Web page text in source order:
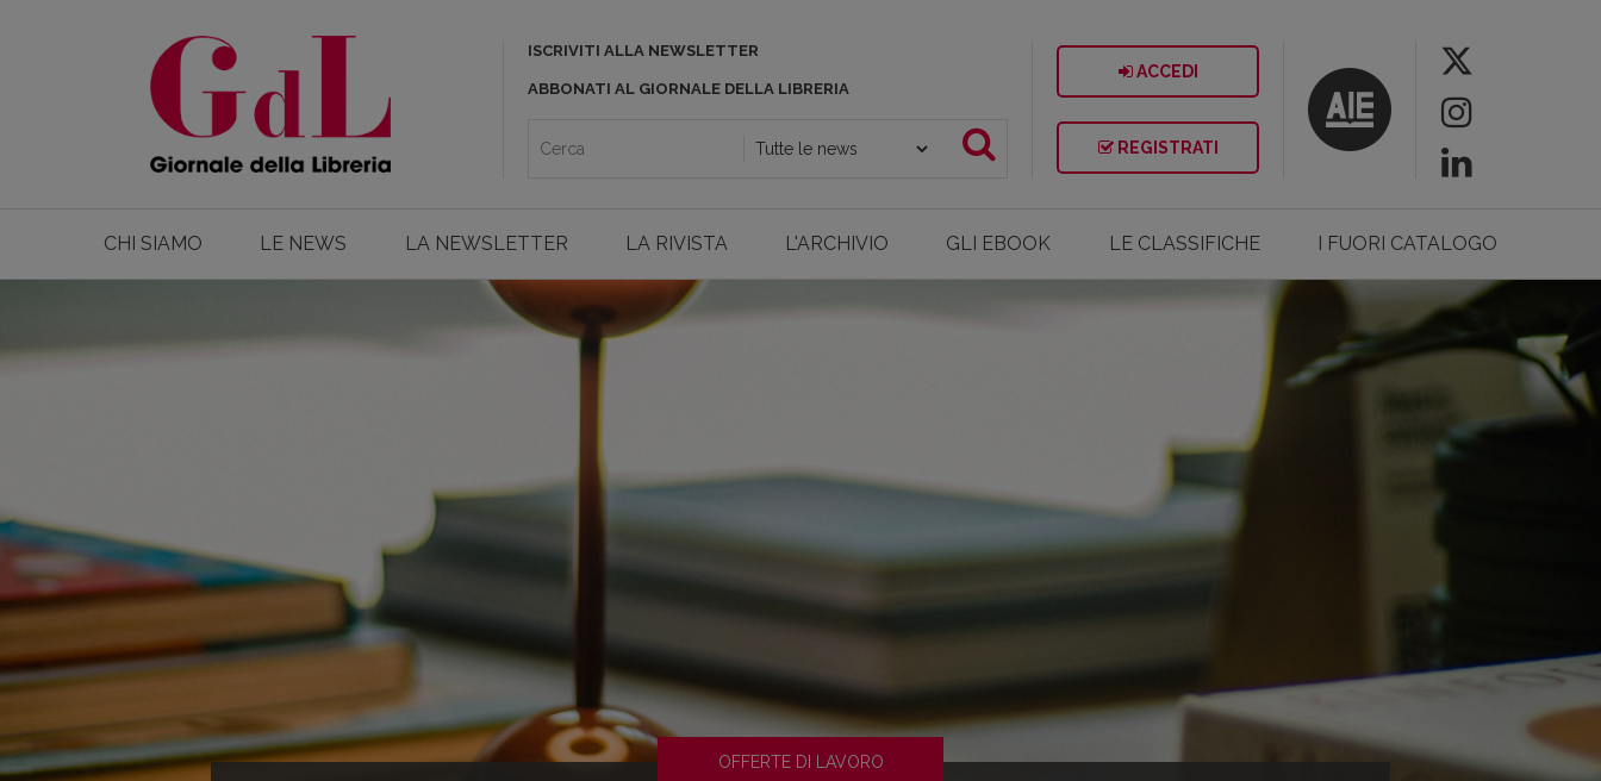
ISCRIVITI ALLA NEWSLETTER
ABBONATI AL GIORNALE DELLA LIBRERIA
ACCEDI
REGISTRATI
CHI SIAMO LE NEWS LA NEWSLETTER LA RIVISTA L'ARCHIVIO GLI EBOOK LE CLASSIFICHE I FUORI CATALOGO
OFFERTE DI LAVORO